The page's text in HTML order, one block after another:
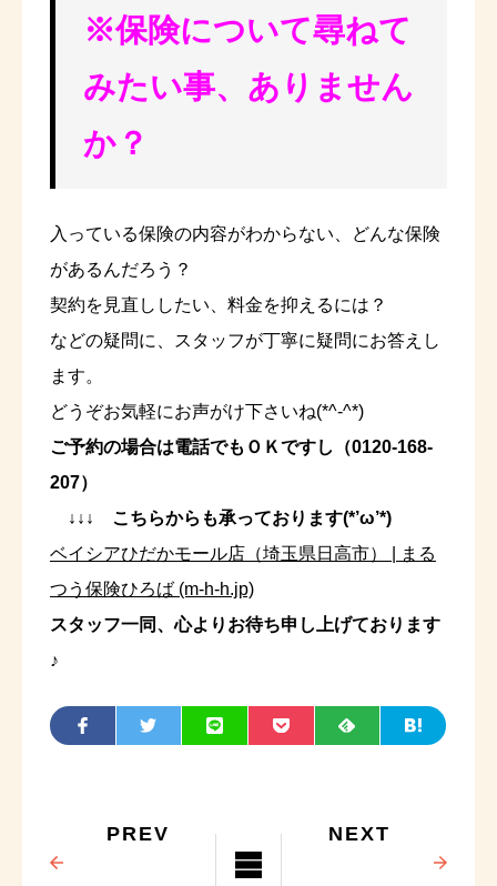
※保険について尋ねて
みたい事、ありません
か？
入っている保険の内容がわからない、どんな保険
があるんだろう？
契約を見直ししたい、料金を抑えるには？
などの疑問に、スタッフが丁寧に疑問にお答えし
ます。
どうぞお気軽にお声がけ下さいね(*^-^*)
ご予約の場合は電話でもＯＫですし（0120-168-
207）
↓↓↓ こちらからも承っております(*’ω’*)
ベイシアひだかモール店（埼玉県日高市） | まる
つう保険ひろば (m-h-h.jp)
スタッフ一同、心よりお待ち申し上げております
♪
PREV NEXT